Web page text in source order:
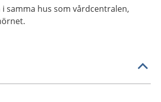
samma hus som vårdcentralen,